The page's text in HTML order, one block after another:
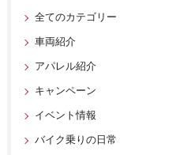
全てのカテゴリー
車両紹介
アパレル紹介
キャンペーン
イベント情報
バイク乗りの日常